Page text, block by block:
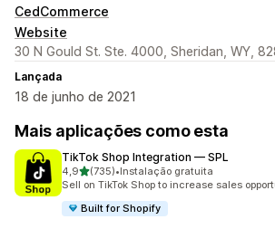
CedCommerce
Website
30 N Gould St. Ste. 4000, Sheridan, WY,
Lançada
18 de junho de 2021
Mais aplicações como esta
TikTok Shop Integration — SPL
4,9de 5 estrelas
(735)
735 total de avaliações
•Instalação gratuita
Sell on TikTok Shop to increase sales
Built for Shopify